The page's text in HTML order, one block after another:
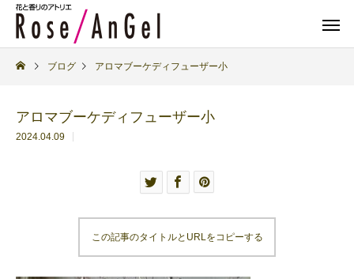
ブログ アロマブーケディフューザー小
アロマブーケディフューザー小
2024.04.09
この記事のタイトルとURLをコピーする